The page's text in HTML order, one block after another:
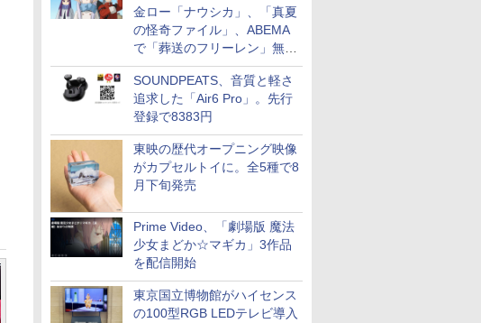
金ロー「ナウシカ」、「真夏
の怪奇ファイル」、ABEMA
で「葬送のフリーレン」無料
配信など。夏の特番・配信情
報
SOUNDPEATS、音質と軽さ
追求した「Air6 Pro」。先行
登録で8383円
東映の歴代オープニング映像
がカプセルトイに。全5種で8
月下旬発売
Prime Video、「劇場版 魔法
少女まどか☆マギカ」3作品
を配信開始
東京国立博物館がハイセンス
の100型RGB LEDテレビ導入